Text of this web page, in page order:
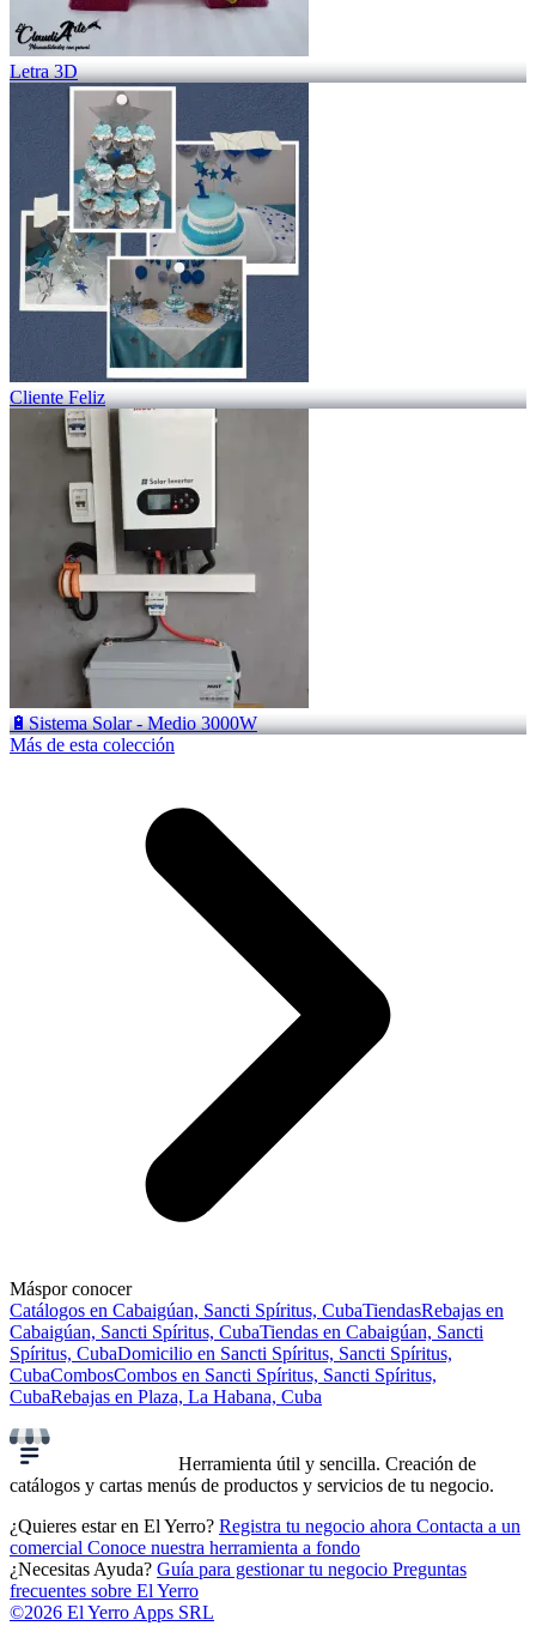
Letra 3D
Cliente Feliz
🔋Sistema Solar - Medio 3000W
Más de esta colección
Máspor conocer
Catálogos en Cabaigúan, Sancti Spíritus, CubaTiendasRebajas en
Cabaigúan, Sancti Spíritus, CubaTiendas en Cabaigúan, Sancti
Spíritus, CubaDomicilio en Sancti Spíritus, Sancti Spíritus,
CubaCombosCombos en Sancti Spíritus, Sancti Spíritus,
CubaRebajas en Plaza, La Habana, Cuba
Herramienta útil y sencilla. Creación de
catálogos y cartas menús de productos y servicios de tu negocio.
¿Quieres estar en El Yerro? Registra tu negocio ahora Contacta a un
comercial Conoce nuestra herramienta a fondo
¿Necesitas Ayuda? Guía para gestionar tu negocio Preguntas
frecuentes sobre El Yerro
©2026 El Yerro Apps SRL